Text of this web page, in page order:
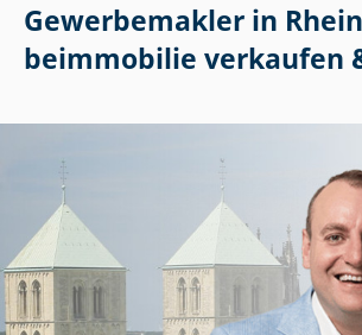
Gewerbemakler in
be­im­mo­bi­lie verkaufen